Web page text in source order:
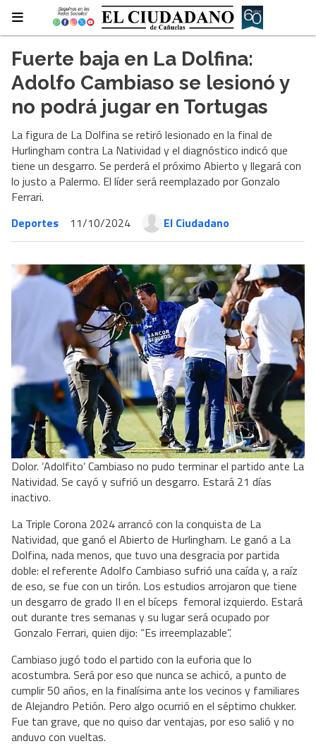
Fuerte baja en La Dolfina:
Adolfo Cambiaso se lesionó y
no podrá jugar en Tortugas
La figura de La Dolfina se retiró lesionado en la final de
Hurlingham contra La Natividad y el diagnóstico indicó que
tiene un desgarro. Se perderá el próximo Abierto y llegará con
lo justo a Palermo. El líder será reemplazado por Gonzalo
Ferrari.
Deportes
11/10/2024 El Ciudadano
Dolor. ‘Adolfito’ Cambiaso no pudo terminar el partido ante La
Natividad. Se cayó y sufrió un desgarro. Estará 21 días
inactivo.
La Triple Corona 2024 arrancó con la conquista de La
Natividad, que ganó el Abierto de Hurlingham. Le ganó a La
Dolfina, nada menos, que tuvo una desgracia por partida
doble: el referente Adolfo Cambiaso sufrió una caída y, a raíz
de eso, se fue con un tirón. Los estudios arrojaron que tiene
un desgarro de grado II en el bíceps femoral izquierdo. Estará
out durante tres semanas y su lugar será ocupado por
Gonzalo Ferrari, quien dijo: “Es irreemplazable”.
Cambiaso jugó todo el partido con la euforia que lo
acostumbra. Será por eso que nunca se achicó, a punto de
cumplir 50 años, en la finalísima ante los vecinos y familiares
de Alejandro Petión. Pero algo ocurrió en el séptimo chukker.
Fue tan grave, que no quiso dar ventajas, por eso salió y no
anduvo con vueltas.